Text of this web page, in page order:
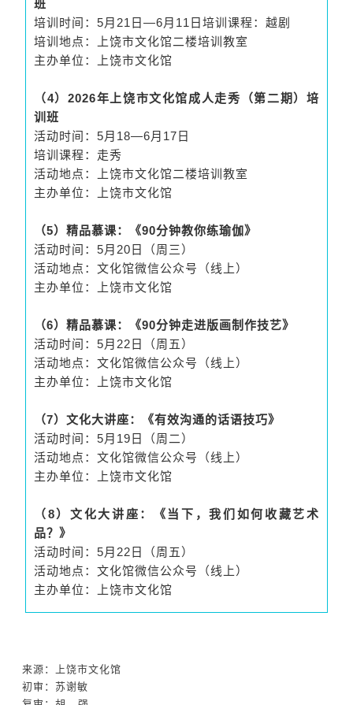
班
培训时间：5月21日—6月11日培训课程：越剧
培训地点：上饶市文化馆二楼培训教室
主办单位：上饶市文化馆
（4）2026年上饶市文化馆成人走秀（第二期）培
训班
活动时间：5月18—6月17日
培训课程：走秀
活动地点：上饶市文化馆二楼培训教室
主办单位：上饶市文化馆
（5）精品慕课：《90分钟教你练瑜伽》
活动时间：5月20日（周三）
活动地点：文化馆微信公众号（线上）
主办单位：上饶市文化馆
（6）精品慕课：《90分钟走进版画制作技艺》
活动时间：5月22日（周五）
活动地点：文化馆微信公众号（线上）
主办单位：上饶市文化馆
（7）文化大讲座：《有效沟通的话语技巧》
活动时间：5月19日（周二）
活动地点：文化馆微信公众号（线上）
主办单位：上饶市文化馆
（8）文化大讲座：《当下，我们如何收藏艺术
品？》
活动时间：5月22日（周五）
活动地点：文化馆微信公众号（线上）
主办单位：上饶市文化馆
来源：上饶市文化馆
初审：苏谢敏